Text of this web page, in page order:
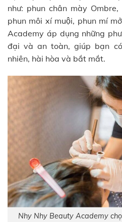
như: phun chân mày
phun môi xí muội, phun mí
Academy áp dụng những
đại và an toàn, giúp bạn
nhiên, hài hòa và bắt mắt.
Nhy Nhy Beauty Academy